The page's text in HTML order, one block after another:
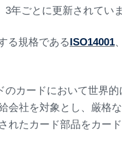
年ごとに更新されていま
る規格であるISO14001、
カードにおいて世界
会社を対象とし、厳格
れたカード部品をカー